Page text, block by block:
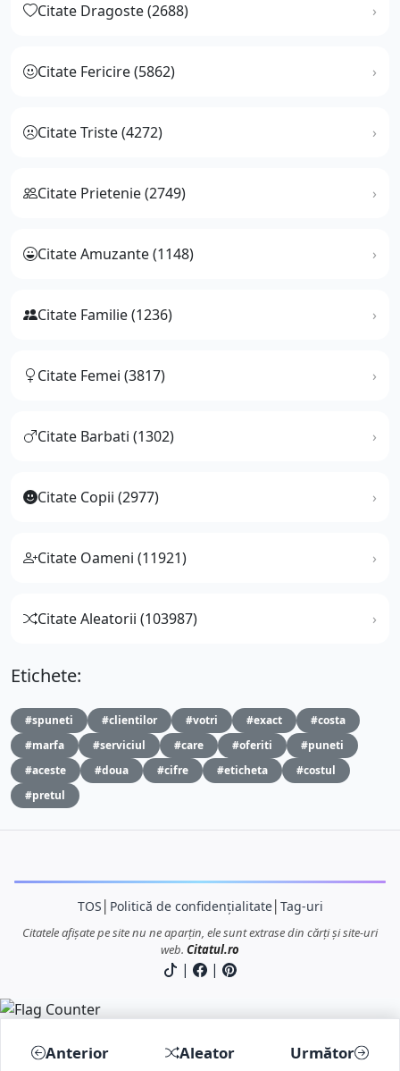
Anterior Aleator Următor
Citate Dragoste (2688)
Citate Fericire (5862)
Citate Triste (4272)
Citate Prietenie (2749)
Citate Amuzante (1148)
Citate Familie (1236)
Citate Femei (3817)
Citate Barbati (1302)
Citate Copii (2977)
Citate Oameni (11921)
Citate Aleatorii (103987)
Etichete:
#spuneti #clientilor #votri #exact
#costa
#marfa
#serviciul #care #oferiti
#puneti
#aceste
#doua #cifre #eticheta
#costul
#pretul
TOS Politică de confidențialitate│ Tag-uri
Citatele afișate pe site nu ne aparțin, ele sunt extrase din cărți și site-uri
web. Citatul.ro
| |